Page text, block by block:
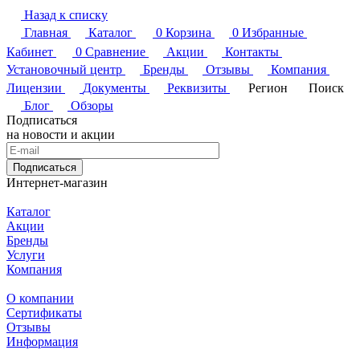
Назад к списку
Главная
Каталог 0 Корзина 0 Избранные
Кабинет
0 Сравнение Акции
Контакты
Установочный центр
Бренды Отзывы
Компания
Лицензии
Документы Реквизиты Регион
Поиск
Блог
Обзоры
Подписаться
на новости и акции
Подписаться
Интернет-магазин
Каталог
Акции
Бренды
Услуги
Компания
О компании
Сертификаты
Отзывы
Информация